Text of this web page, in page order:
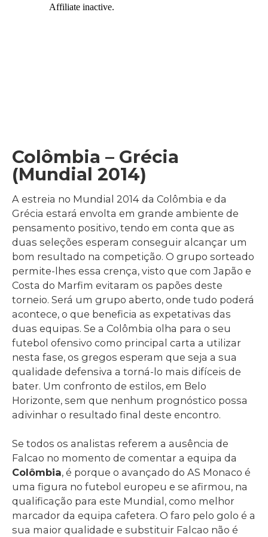
Colômbia – Grécia
(Mundial 2014)
A estreia no Mundial 2014 da Colômbia e da
Grécia estará envolta em grande ambiente de
pensamento positivo, tendo em conta que as
duas seleções esperam conseguir alcançar um
bom resultado na competição. O grupo sorteado
permite-lhes essa crença, visto que com Japão e
Costa do Marfim evitaram os papões deste
torneio. Será um grupo aberto, onde tudo poderá
acontece, o que beneficia as expetativas das
duas equipas. Se a Colômbia olha para o seu
futebol ofensivo como principal carta a utilizar
nesta fase, os gregos esperam que seja a sua
qualidade defensiva a torná-lo mais difíceis de
bater. Um confronto de estilos, em Belo
Horizonte, sem que nenhum prognóstico possa
adivinhar o resultado final deste encontro.
Se todos os analistas referem a ausência de
Falcao no momento de comentar a equipa da
Colômbia, é porque o avançado do AS Monaco é
uma figura no futebol europeu e se afirmou, na
qualificação para este Mundial, como melhor
marcador da equipa cafetera. O faro pelo golo é a
sua maior qualidade e substituir Falcao não é